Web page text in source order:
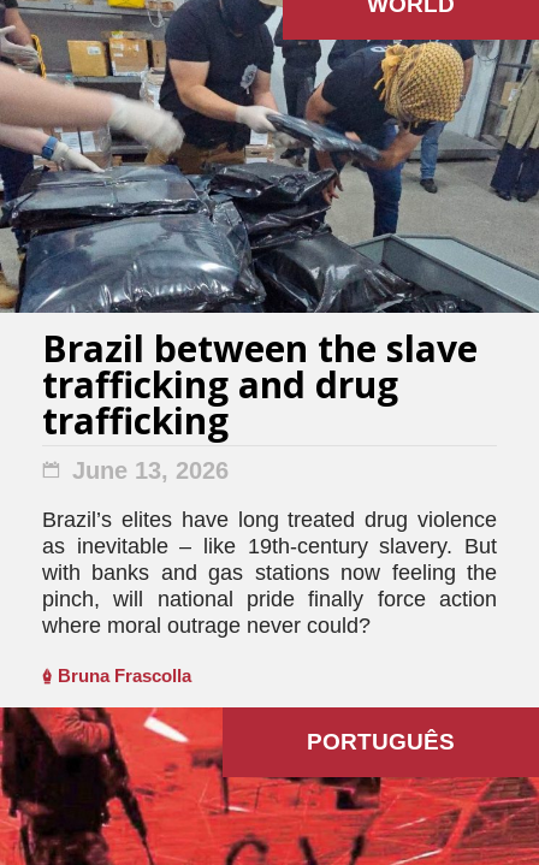
Brazil between the slave
trafficking and drug
trafficking
June 13, 2026
Brazil’s elites have long treated drug violence
as inevitable – like 19th-century slavery. But
with banks and gas stations now feeling the
pinch, will national pride finally force action
where moral outrage never could?
Bruna Frascolla
PORTUGUÊS